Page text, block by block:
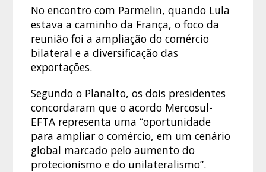
No encontro com Parmelin, quando Lula
estava a caminho da França, o foco da
reunião foi a ampliação do comércio
bilateral e a diversificação das
exportações.
Segundo o Planalto, os dois presidentes
concordaram que o acordo Mercosul-
EFTA representa uma “oportunidade
para ampliar o comércio, em um cenário
global marcado pelo aumento do
protecionismo e do unilateralismo”.